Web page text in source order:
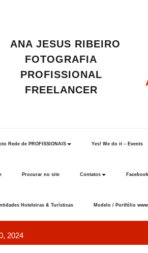
Rede de PROFISSIONAIS Yes! We do it – Events
Procurar no site Contatos Facebook
Hoteleiras & Turísticas Modelo / Portfólio
2024